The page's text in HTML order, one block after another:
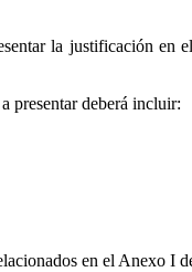
la justificación
presentar deberá incluir:
en el Anexo I